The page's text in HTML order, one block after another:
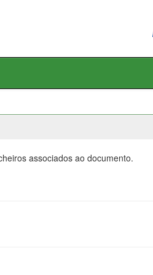
associados ao documento.